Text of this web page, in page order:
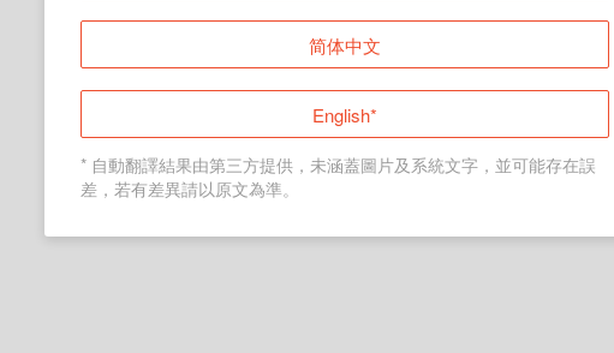
返回首頁
简体中文
English*
* 自動翻譯結果由第三方提供，未涵蓋圖片及系統文字，並可能存在誤
差，若有差異請以原文為準。